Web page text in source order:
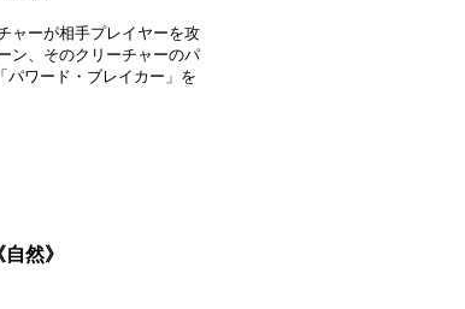
ャーが相手プレイヤーを攻
ン、そのクリーチャーのパ
パワード・ブレイカー」を
然》